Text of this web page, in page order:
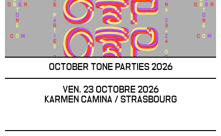
OCTOBER TONE PARTIES 2026
VEN. 23 OCTOBRE 2026
KARMEN CAMINA / STRASBOURG